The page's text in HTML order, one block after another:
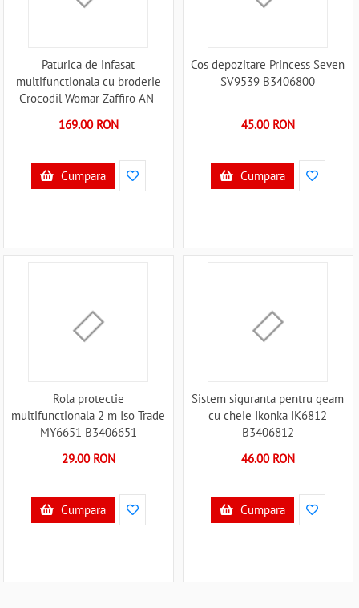
Paturica de infasat
multifunctionala cu broderie
Crocodil Womar Zaffiro AN-
169.00 RON
Cumpara
Cos depozitare Princess Seven
SV9539 B3406800
45.00 RON
Cumpara
Rola protectie
multifunctionala 2 m Iso Trade
MY6651 B3406651
29.00 RON
Cumpara
Sistem siguranta pentru geam
cu cheie Ikonka IK6812
B3406812
46.00 RON
Cumpara